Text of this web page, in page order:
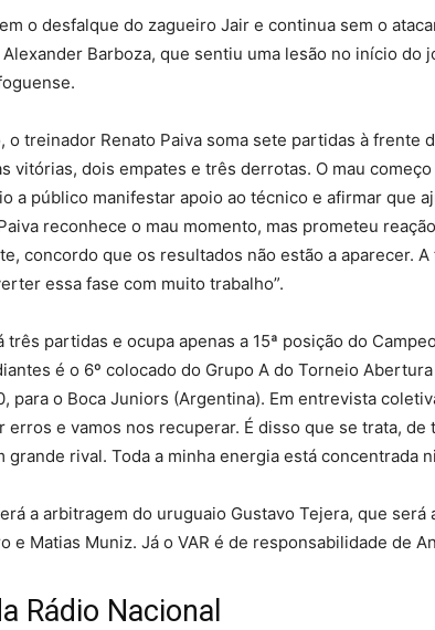
o desfalque do zagueiro Jair e continua sem o
Barboza, que sentiu uma lesão no início do
o treinador Renato Paiva soma sete partidas à frente
vitórias, dois empates e três derrotas. O mau
a público manifestar apoio ao técnico e afirmar que
reconhece o mau momento, mas prometeu
concordo que os resultados não estão a aparecer.
essa fase com muito trabalho”.
três partidas e ocupa apenas a 15ª posição do
é o 6º colocado do Grupo A do Torneio
para o Boca Juniors (Argentina). Em entrevista
erros e vamos nos recuperar. É disso que se trata,
grande rival. Toda a minha energia está concentrada
a arbitragem do uruguaio Gustavo Tejera, que será
e Matias Muniz. Já o VAR é de responsabilidade de
Rádio Nacional